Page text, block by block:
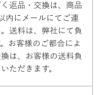
返品・交換は、商品
内にメールにてご連
送料は、弊社にて負
お客様のご都合によ
は、お客様の送料負
ただきます。